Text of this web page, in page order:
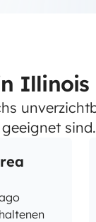
Illinois
sind.